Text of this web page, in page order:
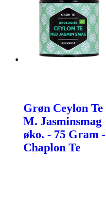
Grøn Ceylon Te
M. Jasminsmag
øko. - 75 Gram -
Chaplon Te